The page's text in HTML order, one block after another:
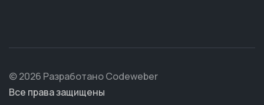
© 2026 Разработано Codeweber
Все права защищены